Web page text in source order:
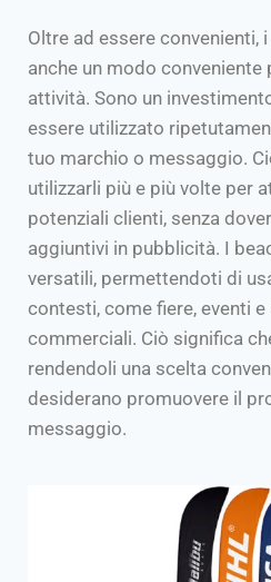
Oltre ad essere convenienti,
anche un modo conveniente
attività. Sono un
essere utilizzato
tuo marchio o messaggio.
utilizzarli più e più volte per
potenziali clienti, senza
aggiuntivi in pubblicità. I
versatili, permettendoti di
contesti, come fiere, eventi
commerciali. Ciò significa
rendendoli una scelta
desiderano promuovere il
messaggio.